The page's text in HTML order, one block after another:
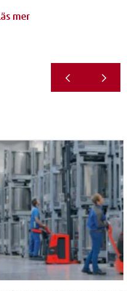
Läs mer